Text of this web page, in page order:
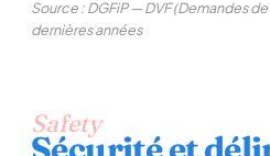
Source : DGFiP — DVF (Demandes
dernières années
Safety